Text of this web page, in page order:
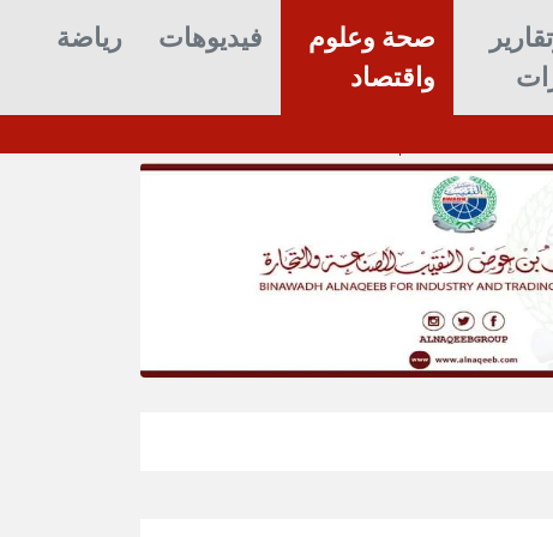
صحة وعلوم
واقتصاد
فيديوهات رياضة